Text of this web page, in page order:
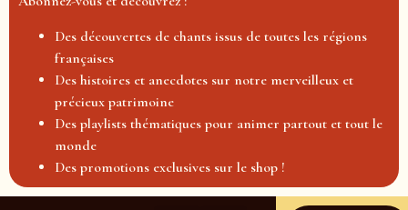
Des découvertes de chants issus de toutes les régions
françaises
Des histoires et anecdotes sur notre merveilleux et
précieux patrimoine
Des playlists thématiques pour animer partout et tout le
monde
Des promotions exclusives sur le shop !